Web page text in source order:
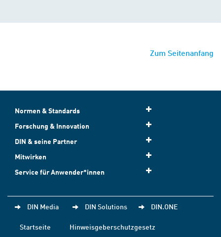
Zum Seitenanfang
Normen & Standards
Forschung & Innovation
DIN & seine Partner
Mitwirken
Service für Anwender*innen
DIN Media DIN Solutions DIN.ONE
Startseite
Hinweisgeberschutzgesetz